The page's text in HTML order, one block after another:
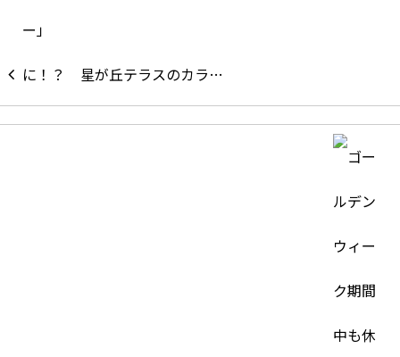
星が丘テラスのカラ…